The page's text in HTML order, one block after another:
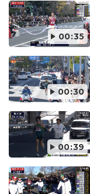
00:35
00:30
00:39